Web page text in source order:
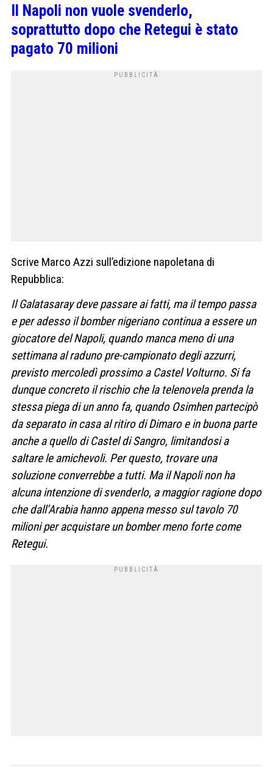
Il Napoli non vuole svenderlo,
soprattutto dopo che Retegui è stato
pagato 70 milioni
Scrive Marco Azzi sull’edizione napoletana di
Repubblica:
Il Galatasaray deve passare ai fatti, ma il tempo passa
e per adesso il bomber nigeriano continua a essere un
giocatore del Napoli, quando manca meno di una
settimana al raduno pre-campionato degli azzurri,
previsto mercoledì prossimo a Castel Volturno. Si fa
dunque concreto il rischio che la telenovela prenda la
stessa piega di un anno fa, quando Osimhen partecipò
da separato in casa al ritiro di Dimaro e in buona parte
anche a quello di Castel di Sangro, limitandosi a
saltare le amichevoli. Per questo, trovare una
soluzione converrebbe a tutti. Ma il Napoli non ha
alcuna intenzione di svenderlo, a maggior ragione dopo
che dall’Arabia hanno appena messo sul tavolo 70
milioni per acquistare un bomber meno forte come
Retegui.